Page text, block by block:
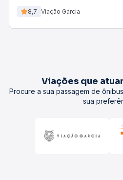
8,7 Viação Garcia
Viações que
Procure a sua passagem de
sua